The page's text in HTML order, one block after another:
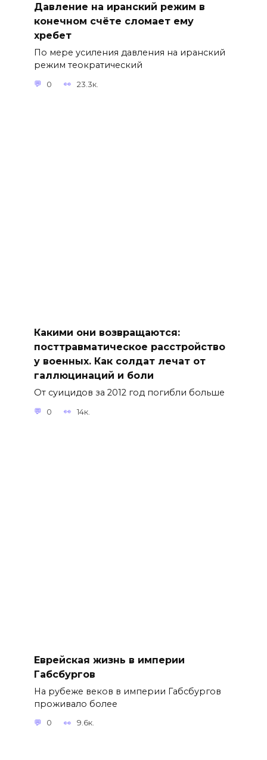
Давление на иранский режим в
конечном счёте сломает ему
хребет
По мере усиления давления на иранский
режим теократический
0 23.3к.
Какими они возвращаются:
посттравматическое расстройство
у военных. Как солдат лечат от
галлюцинаций и боли
От суицидов за 2012 год‌ погибли больше
0 14к.
Еврейская жизнь в империи
Габсбургов
На рубеже веков в империи Габсбургов
проживало более
0 9.6к.